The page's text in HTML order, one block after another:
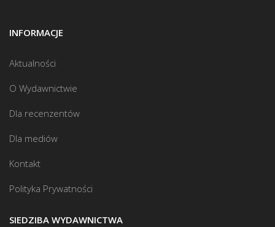
INFORMACJE
Aktualności
O Wydawnictwie
Dla recenzentów
Dla mediów
Kontakt
Polityka Prywatności
SIEDZIBA WYDAWNICTWA